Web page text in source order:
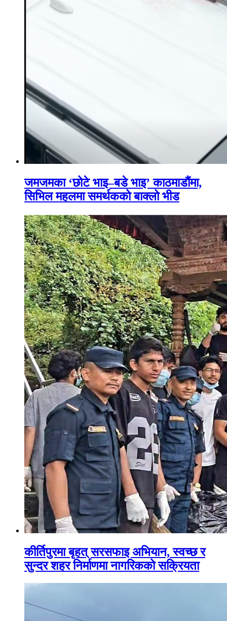
जमजमका ‘छोटे भाइ–बडे भाइ’ काठमाडौंमा,
सिभिल महलमा समर्थकको बाक्लो भीड
कीर्तिपुरमा बृहत् सरसफाइ अभियान, स्वच्छ र
सुन्दर शहर निर्माणमा नागरिकको सक्रियता